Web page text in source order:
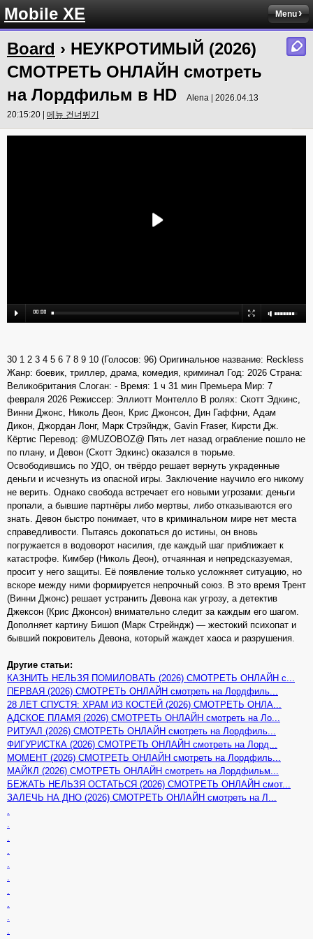
Mobile XE Menu
Board › НЕУКРОТИМЫЙ (2026)
СМОТРЕТЬ ОНЛАЙН смотреть
на Лордфильм в HD
Alena | 2026.04.13
20:15:20 | 메뉴 건너뛰기
30 1 2 3 4 5 6 7 8 9 10 (Голосов: 96) Оригинальное название: Reckless
Жанр: боевик, триллер, драма, комедия, криминал Год: 2026 Страна:
Великобритания Слоган: - Время: 1 ч 31 мин Премьера Мир: 7
февраля 2026 Режиссер: Эллиотт Монтелло В ролях: Скотт Эдкинс,
Винни Джонс, Николь Деон, Крис Джонсон, Дин Гаффни, Адам
Дикон, Джордан Лонг, Марк Стрэйндж, Gavin Fraser, Кирсти Дж.
Кёртис Перевод: @MUZOBOZ@ Пять лет назад ограбление пошло не
по плану, и Девон (Скотт Эдкинс) оказался в тюрьме.
Освободившись по УДО, он твёрдо решает вернуть украденные
деньги и исчезнуть из опасной игры. Заключение научило его никому
не верить. Однако свобода встречает его новыми угрозами: деньги
пропали, а бывшие партнёры либо мертвы, либо отказываются его
знать. Девон быстро понимает, что в криминальном мире нет места
справедливости. Пытаясь докопаться до истины, он вновь
погружается в водоворот насилия, где каждый шаг приближает к
катастрофе. Кимбер (Николь Деон), отчаянная и непредсказуемая,
просит у него защиты. Её появление только усложняет ситуацию, но
вскоре между ними формируется непрочный союз. В это время Трент
(Винни Джонс) решает устранить Девона как угрозу, а детектив
Джексон (Крис Джонсон) внимательно следит за каждым его шагом.
Дополняет картину Бишоп (Марк Стрейндж) — жестокий психопат и
бывший покровитель Девона, который жаждет хаоса и разрушения.
Другие статьи:
КАЗНИТЬ НЕЛЬЗЯ ПОМИЛОВАТЬ (2026) СМОТРЕТЬ ОНЛАЙН с...
ПЕРВАЯ (2026) СМОТРЕТЬ ОНЛАЙН смотреть на Лордфиль...
28 ЛЕТ СПУСТЯ: ХРАМ ИЗ КОСТЕЙ (2026) СМОТРЕТЬ ОНЛА...
АДСКОЕ ПЛАМЯ (2026) СМОТРЕТЬ ОНЛАЙН смотреть на Ло...
РИТУАЛ (2026) СМОТРЕТЬ ОНЛАЙН смотреть на Лордфиль...
ФИГУРИСТКА (2026) СМОТРЕТЬ ОНЛАЙН смотреть на Лорд...
МОМЕНТ (2026) СМОТРЕТЬ ОНЛАЙН смотреть на Лордфиль...
МАЙКЛ (2026) СМОТРЕТЬ ОНЛАЙН смотреть на Лордфильм...
БЕЖАТЬ НЕЛЬЗЯ ОСТАТЬСЯ (2026) СМОТРЕТЬ ОНЛАЙН смот...
ЗАЛЕЧЬ НА ДНО (2026) СМОТРЕТЬ ОНЛАЙН смотреть на Л...